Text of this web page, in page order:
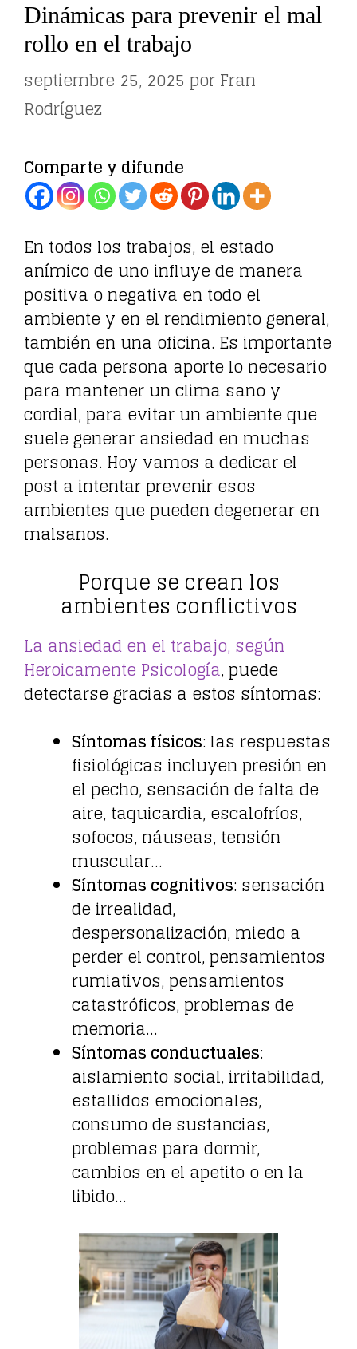
Dinámicas para prevenir el mal
rollo en el trabajo
septiembre 25, 2025 porFran
Rodríguez
Comparte y difunde
En todos los trabajos, el estado
anímico de uno influye de manera
positiva o negativa en todo el
ambiente y en el rendimiento general,
también en una oficina. Es importante
que cada persona aporte lo necesario
para mantener un clima sano y
cordial, para evitar un ambiente que
suele generar ansiedad en muchas
personas. Hoy vamos a dedicar el
post a intentar prevenir esos
ambientes que pueden degenerar en
malsanos.
Porque se crean los
ambientes conflictivos
La ansiedad en el trabajo, según
Heroicamente Psicología, puede
detectarse gracias a estos síntomas:
Síntomas físicos: las respuestas
fisiológicas incluyen presión en
el pecho, sensación de falta de
aire, taquicardia, escalofríos,
sofocos, náuseas, tensión
muscular…
Síntomas cognitivos: sensación
de irrealidad,
despersonalización, miedo a
perder el control, pensamientos
rumiativos, pensamientos
catastróficos, problemas de
memoria…
Síntomas conductuales:
aislamiento social, irritabilidad,
estallidos emocionales,
consumo de sustancias,
problemas para dormir,
cambios en el apetito o en la
libido…